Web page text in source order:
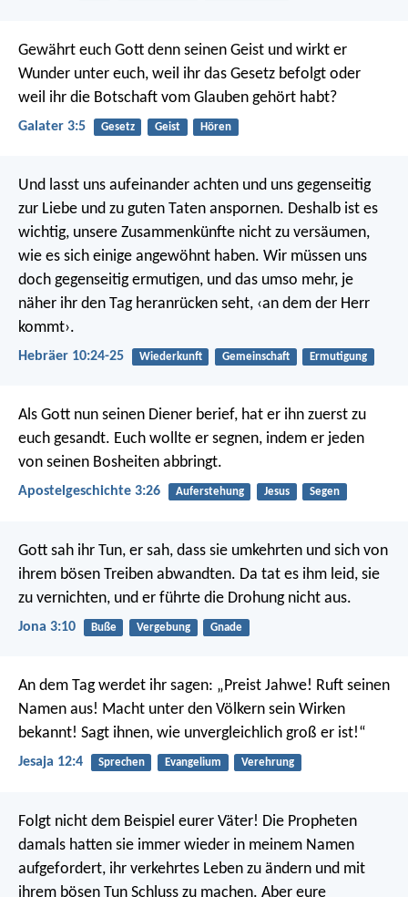
Gewährt euch Gott denn seinen Geist und wirkt er
Wunder unter euch, weil ihr das Gesetz befolgt oder
weil ihr die Botschaft vom Glauben gehört habt?
Galater 3:5 Gesetz Geist Hören
Und lasst uns aufeinander achten und uns gegenseitig
zur Liebe und zu guten Taten anspornen. Deshalb ist es
wichtig, unsere Zusammenkünfte nicht zu versäumen,
wie es sich einige angewöhnt haben. Wir müssen uns
doch gegenseitig ermutigen, und das umso mehr, je
näher ihr den Tag heranrücken seht, ‹an dem der Herr
kommt›.
Hebräer 10:24-25 Wiederkunft Gemeinschaft Ermutigung
Als Gott nun seinen Diener berief, hat er ihn zuerst zu
euch gesandt. Euch wollte er segnen, indem er jeden
von seinen Bosheiten abbringt.
Apostelgeschichte 3:26 Auferstehung Jesus Segen
Gott sah ihr Tun, er sah, dass sie umkehrten und sich von
ihrem bösen Treiben abwandten. Da tat es ihm leid, sie
zu vernichten, und er führte die Drohung nicht aus.
Jona 3:10 Buße Vergebung Gnade
An dem Tag werdet ihr sagen: „Preist Jahwe! Ruft seinen
Namen aus! Macht unter den Völkern sein Wirken
bekannt! Sagt ihnen, wie unvergleichlich groß er ist!“
Jesaja 12:4 Sprechen Evangelium Verehrung
Folgt nicht dem Beispiel eurer Väter! Die Propheten
damals hatten sie immer wieder in meinem Namen
aufgefordert, ihr verkehrtes Leben zu ändern und mit
ihrem bösen Tun Schluss zu machen. Aber eure